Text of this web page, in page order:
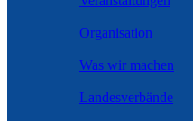
Organisation
Was wir machen
Landesverbände